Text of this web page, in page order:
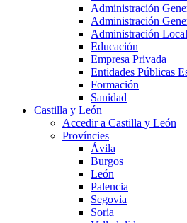
Administración
Administración
Administración Local
Educación
Empresa Privada
Entidades Públicas
Formación
Sanidad
Castilla y León
Accedir a Castilla y León
Províncies
Ávila
Burgos
León
Palencia
Segovia
Soria